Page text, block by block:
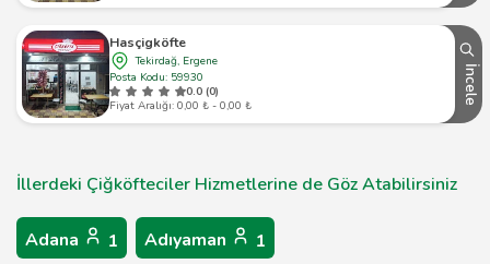
Hasçigköfte
Tekirdağ, Ergene
Posta Kodu: 59930
0.0 (0)
Fiyat Aralığı: 0,00 ₺ - 0,00 ₺
İncele
İllerdeki Çiğköfteciler Hizmetlerine de Göz Atabilirsiniz
Adana 1 Adıyaman 1